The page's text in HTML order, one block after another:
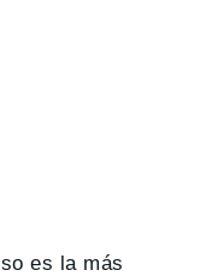
es la más